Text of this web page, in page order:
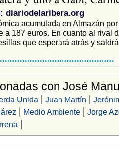
diariodelaribera.org
acumulada en Almazán
a 187 euros. En cuanto al rival
que esperará atrás y
con José
Unida | Juan Martín |
| Medio Ambiente| Jorge
|